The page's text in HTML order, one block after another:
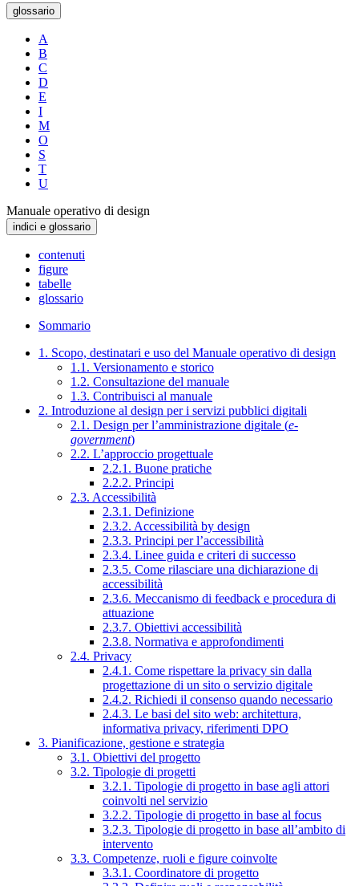
glossario
A
B
C
D
E
I
M
O
S
T
U
Manuale operativo di design
indici e glossario
contenuti
figure
tabelle
glossario
Sommario
1. Scopo, destinatari e uso del Manuale operativo di design
1.1. Versionamento e storico
1.2. Consultazione del manuale
1.3. Contribuisci al manuale
2. Introduzione al design per i servizi pubblici digitali
2.1. Design per l’amministrazione digitale (e-
government)
2.2. L’approccio progettuale
2.2.1. Buone pratiche
2.2.2. Principi
2.3. Accessibilità
2.3.1. Definizione
2.3.2. Accessibilità by design
2.3.3. Principi per l’accessibilità
2.3.4. Linee guida e criteri di successo
2.3.5. Come rilasciare una dichiarazione di
accessibilità
2.3.6. Meccanismo di feedback e procedura di
attuazione
2.3.7. Obiettivi accessibilità
2.3.8. Normativa e approfondimenti
2.4. Privacy
2.4.1. Come rispettare la privacy sin dalla
progettazione di un sito o servizio digitale
2.4.2. Richiedi il consenso quando necessario
2.4.3. Le basi del sito web: architettura,
informativa privacy, riferimenti DPO
3. Pianificazione, gestione e strategia
3.1. Obiettivi del progetto
3.2. Tipologie di progetti
3.2.1. Tipologie di progetto in base agli attori
coinvolti nel servizio
3.2.2. Tipologie di progetto in base al focus
3.2.3. Tipologie di progetto in base all’ambito di
intervento
3.3. Competenze, ruoli e figure coinvolte
3.3.1. Coordinatore di progetto